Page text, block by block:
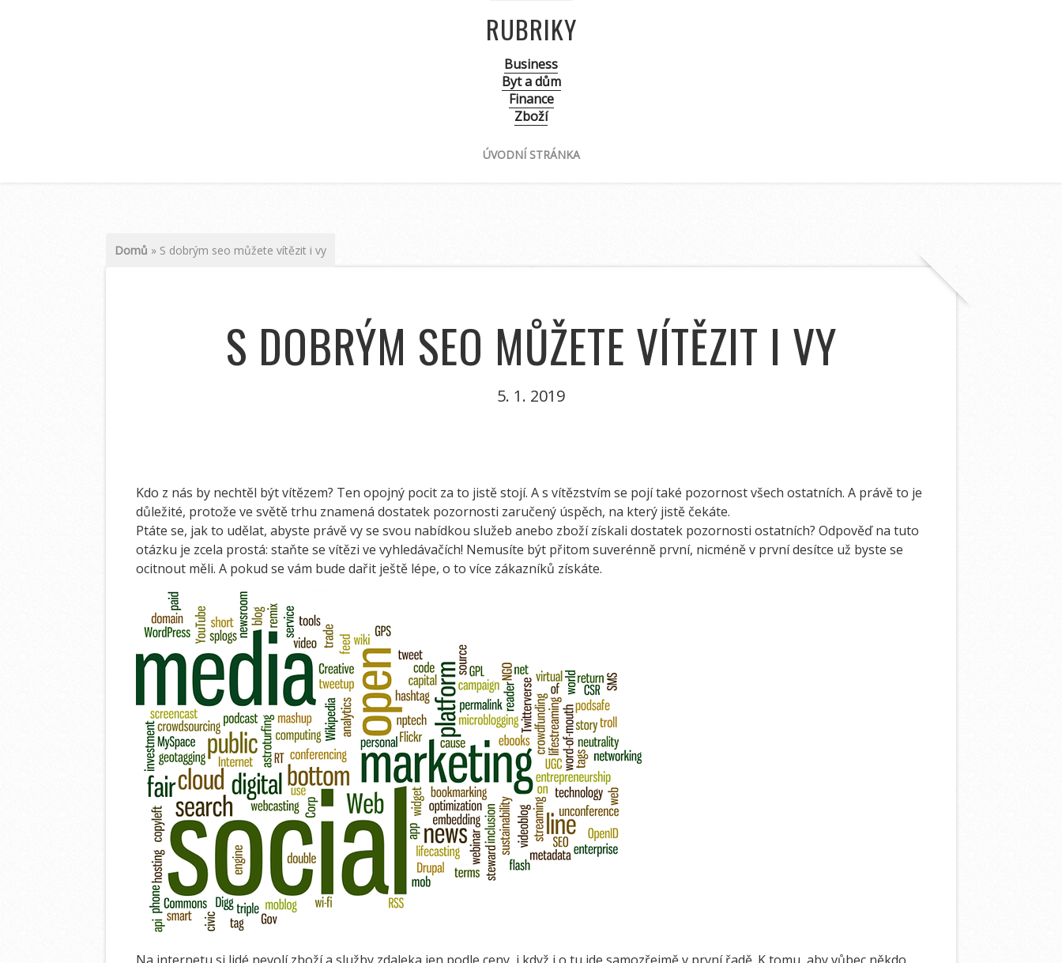
RUBRIKY
Business
Byt a dům
Finance
Zboží
ÚVODNÍ STRÁNKA
Domů » S dobrým seo můžete vítězit i vy
S DOBRÝM SEO MŮŽETE VÍTĚZIT I VY
5. 1. 2019
Kdo z nás by nechtěl být vítězem? Ten opojný pocit za to jistě stojí. A s vítězstvím se pojí také pozornost všech ostatních. A právě to je
důležité, protože ve světě trhu znamená dostatek pozornosti zaručený úspěch, na který jistě čekáte.
Ptáte se, jak to udělat, abyste právě vy se svou nabídkou služeb anebo zboží získali dostatek pozornosti ostatních? Odpověď na tuto
otázku je zcela prostá: staňte se vítězi ve vyhledávačích! Nemusíte být přitom suverénně první, nicméně v první desítce už byste se
ocitnout měli. A pokud se vám bude dařit ještě lépe, o to více zákazníků získáte.